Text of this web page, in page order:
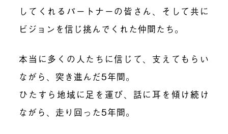
してくれるパートナーの皆さん、そして共に
ビジョンを信じ挑んでくれた仲間たち。
本当に多くの人たちに信じて、支えてもらい
ながら、突き進んだ5年間。
ひたすら地域に足を運び、話に耳を傾け続け
ながら、走り回った5年間。